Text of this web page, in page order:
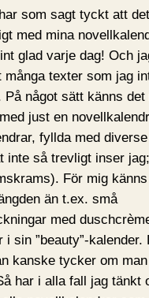
som sagt tyckt att
med mina
glad varje dag! Och
många texter som jag
På något sätt känns det
just en
fyllda med
inte så trevligt inser
För mig
än t.ex. små
med
i sin ”beauty”-kalender.
kanske tycker om
har i alla fall jag tänkt